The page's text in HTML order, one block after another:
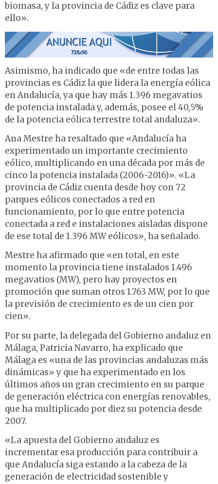
biomasa, y la provincia de Cádiz es clave para
ello».
Asimismo, ha indicado que «de entre todas las
provincias es Cádiz la que lidera la energía eólica
en Andalucía, ya que hay más 1.396 megavatios
de potencia instalada y, además, posee el 40,5%
de la potencia eólica terrestre total andaluza».
Ana Mestre ha resaltado que «Andalucía ha
experimentado un importante crecimiento
eólico, multiplicando en una década por más de
cinco la potencia instalada (2006-2016)». «La
provincia de Cádiz cuenta desde hoy con 72
parques eólicos conectados a red en
funcionamiento, por lo que entre potencia
conectada a red e instalaciones aisladas dispone
de ese total de 1.396 MW eólicos», ha señalado.
Mestre ha afirmado que «en total, en este
momento la provincia tiene instalados 1.496
megavatios (MW), pero hay proyectos en
promoción que suman otros 1.763 MW, por lo que
la previsión de crecimiento es de un cien por
cien».
Por su parte, la delegada del Gobierno andaluz en
Málaga, Patricia Navarro, ha explicado que
Málaga es «una de las provincias andaluzas más
dinámicas» y que ha experimentado en los
últimos años un gran crecimiento en su parque
de generación eléctrica con energías renovables,
que ha multiplicado por diez su potencia desde
2007.
«La apuesta del Gobierno andaluz es
incrementar esa producción para contribuir a
que Andalucía siga estando a la cabeza de la
generación de electricidad sostenible y